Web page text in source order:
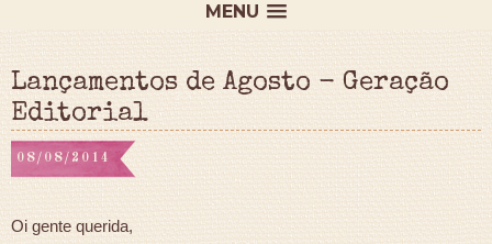
MENU
Lançamentos de Agosto - Geração
Editorial
08/08/2014
Oi gente querida,